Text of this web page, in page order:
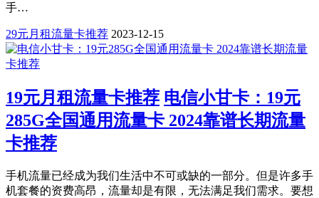
手…
29元月租流量卡推荐 2023-12-15
19元月租流量卡推荐 电信小甘卡：19元
285G全国通用流量卡 2024靠谱长期流量
卡推荐
手机流量已经成为我们生活中不可或缺的一部分。但是许多手
机套餐的资费高昂，流量却是有限，无法满足我们需求。要想